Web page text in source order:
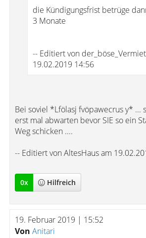
die Kündigungsfrist betrüge
3 Monate
-- Editiert von
19.02.2019 14:56
Bei soviel *Lfölasj fvöpawecrus y* ...
erst mal abwarten bevor SIE so ein
Weg schicken ....
-- Editiert von AltesHaus am
0x Hilfreich
19. Februar 2019 | 15:52
Von Anitari